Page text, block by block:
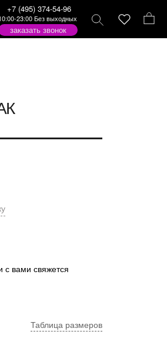
+7 (495) 374-54-96
23:00 Без выходных
заказать звонок
с вами свяжется
Таблица размеров